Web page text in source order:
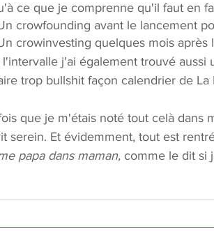
ce que je comprenne qu'il faut en
crowfounding avant le lancement
crowinvesting quelques mois
l'intervalle j'ai également trouvé
trop bullshit façon calendrier de La
que je m'étais noté tout celà dans
serein. Et évidemment, tout est
papa dans maman, comme le dit si